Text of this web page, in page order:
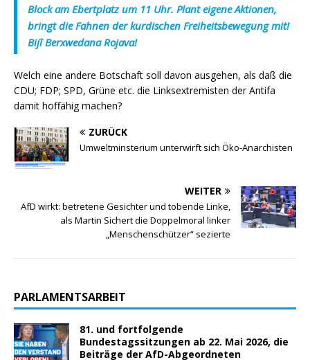
Block am Ebertplatz um 11 Uhr. Plant eigene Aktionen,
bringt die Fahnen der kurdischen Freiheitsbewegung mit!
Bijî Berxwedana Rojava!
Welch eine andere Botschaft soll davon ausgehen, als daß die
CDU; FDP; SPD, Grüne etc. die Linksextremisten der Antifa
damit hoffähig machen?
ZURÜCK
Umweltminsterium unterwirft sich Öko-Anarchisten
WEITER
AfD wirkt: betretene Gesichter und tobende Linke,
als Martin Sichert die Doppelmoral linker
„Menschenschützer“ sezierte
PARLAMENTSARBEIT
81. und fortfolgende
Bundestagssitzungen ab 22. Mai 2026, die
Beiträge der AfD-Abgeordneten